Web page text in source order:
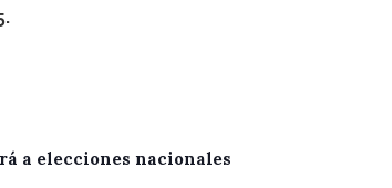
a elecciones nacionales